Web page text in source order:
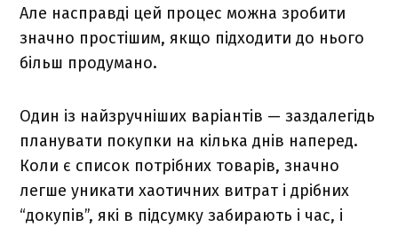
Але насправді цей процес можна зробити
значно простішим, якщо підходити до нього
більш продумано.
Один із найзручніших варіантів — заздалегідь
планувати покупки на кілька днів наперед.
Коли є список потрібних товарів, значно
легше уникати хаотичних витрат і дрібних
“докупів”, які в підсумку забирають і час, і